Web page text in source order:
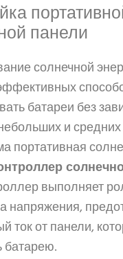
панели
солнечной
батареи без
и
портативная
выполняет
напряжения,
ток от панели,
батарею.